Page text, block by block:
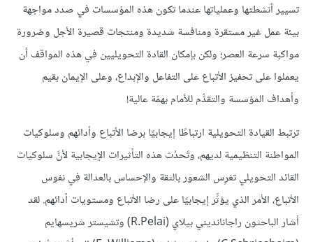
تسيير أنشطتها وعملياتها عندما تكون هذه المؤسسات في صدد مواجهة
بيئة عمل غير مستقرة ومنافسة شديدة ومنتجات قصيرة الأجل وضرورة
مواكبة سرعة العصر؛ ولكن بإمكان القادة التحويليين في هذه المواقف أن
يعملوا على تحفيز الأتباع على التفاعل والإبداع، وعلى الإيمان بقيم
وأهداف المؤسسة والتقدُّم للأمام بهمّة عالية!
ترتبط القيادة التحويلية ارتباطًا إيجابيًا برضا الأتباع وأدائهم وسلوكيات
المواطنة التنظيمية لديهم، وتَحدُث هذه التأثيرات الإيجابية لأنَّ سلوكيات
القائد التحويلي تغرِس الشعور بالثقة والإحساس بالعدالة في نفوس
الأتباع، الأمر الذي يؤثِّر إيجابيًا على رضا الأتباع ومستويات أدائهم. لقد
أشار الباحثون راجانانديني بيلاي (R.Pelai) وتشيستر شريسهايم